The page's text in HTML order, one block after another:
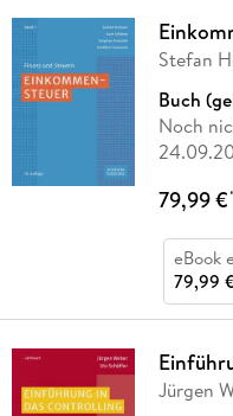
Stefan
Buch
Noch
79,99 €*
eBook
79,99
Jürgen